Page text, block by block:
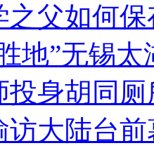
之父如何
地”无锡
投身胡同
大陆台